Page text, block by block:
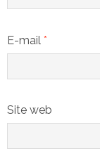
E-mail *
Site web